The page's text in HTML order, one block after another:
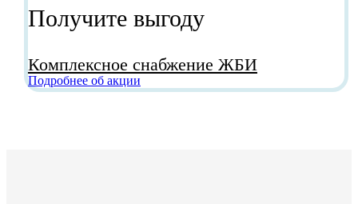
Получите выгоду
Комплексное снабжение ЖБИ
Подробнее об акции